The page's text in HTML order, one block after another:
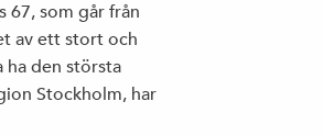
67, som går från
av ett stort och
ha den största
Stockholm, har